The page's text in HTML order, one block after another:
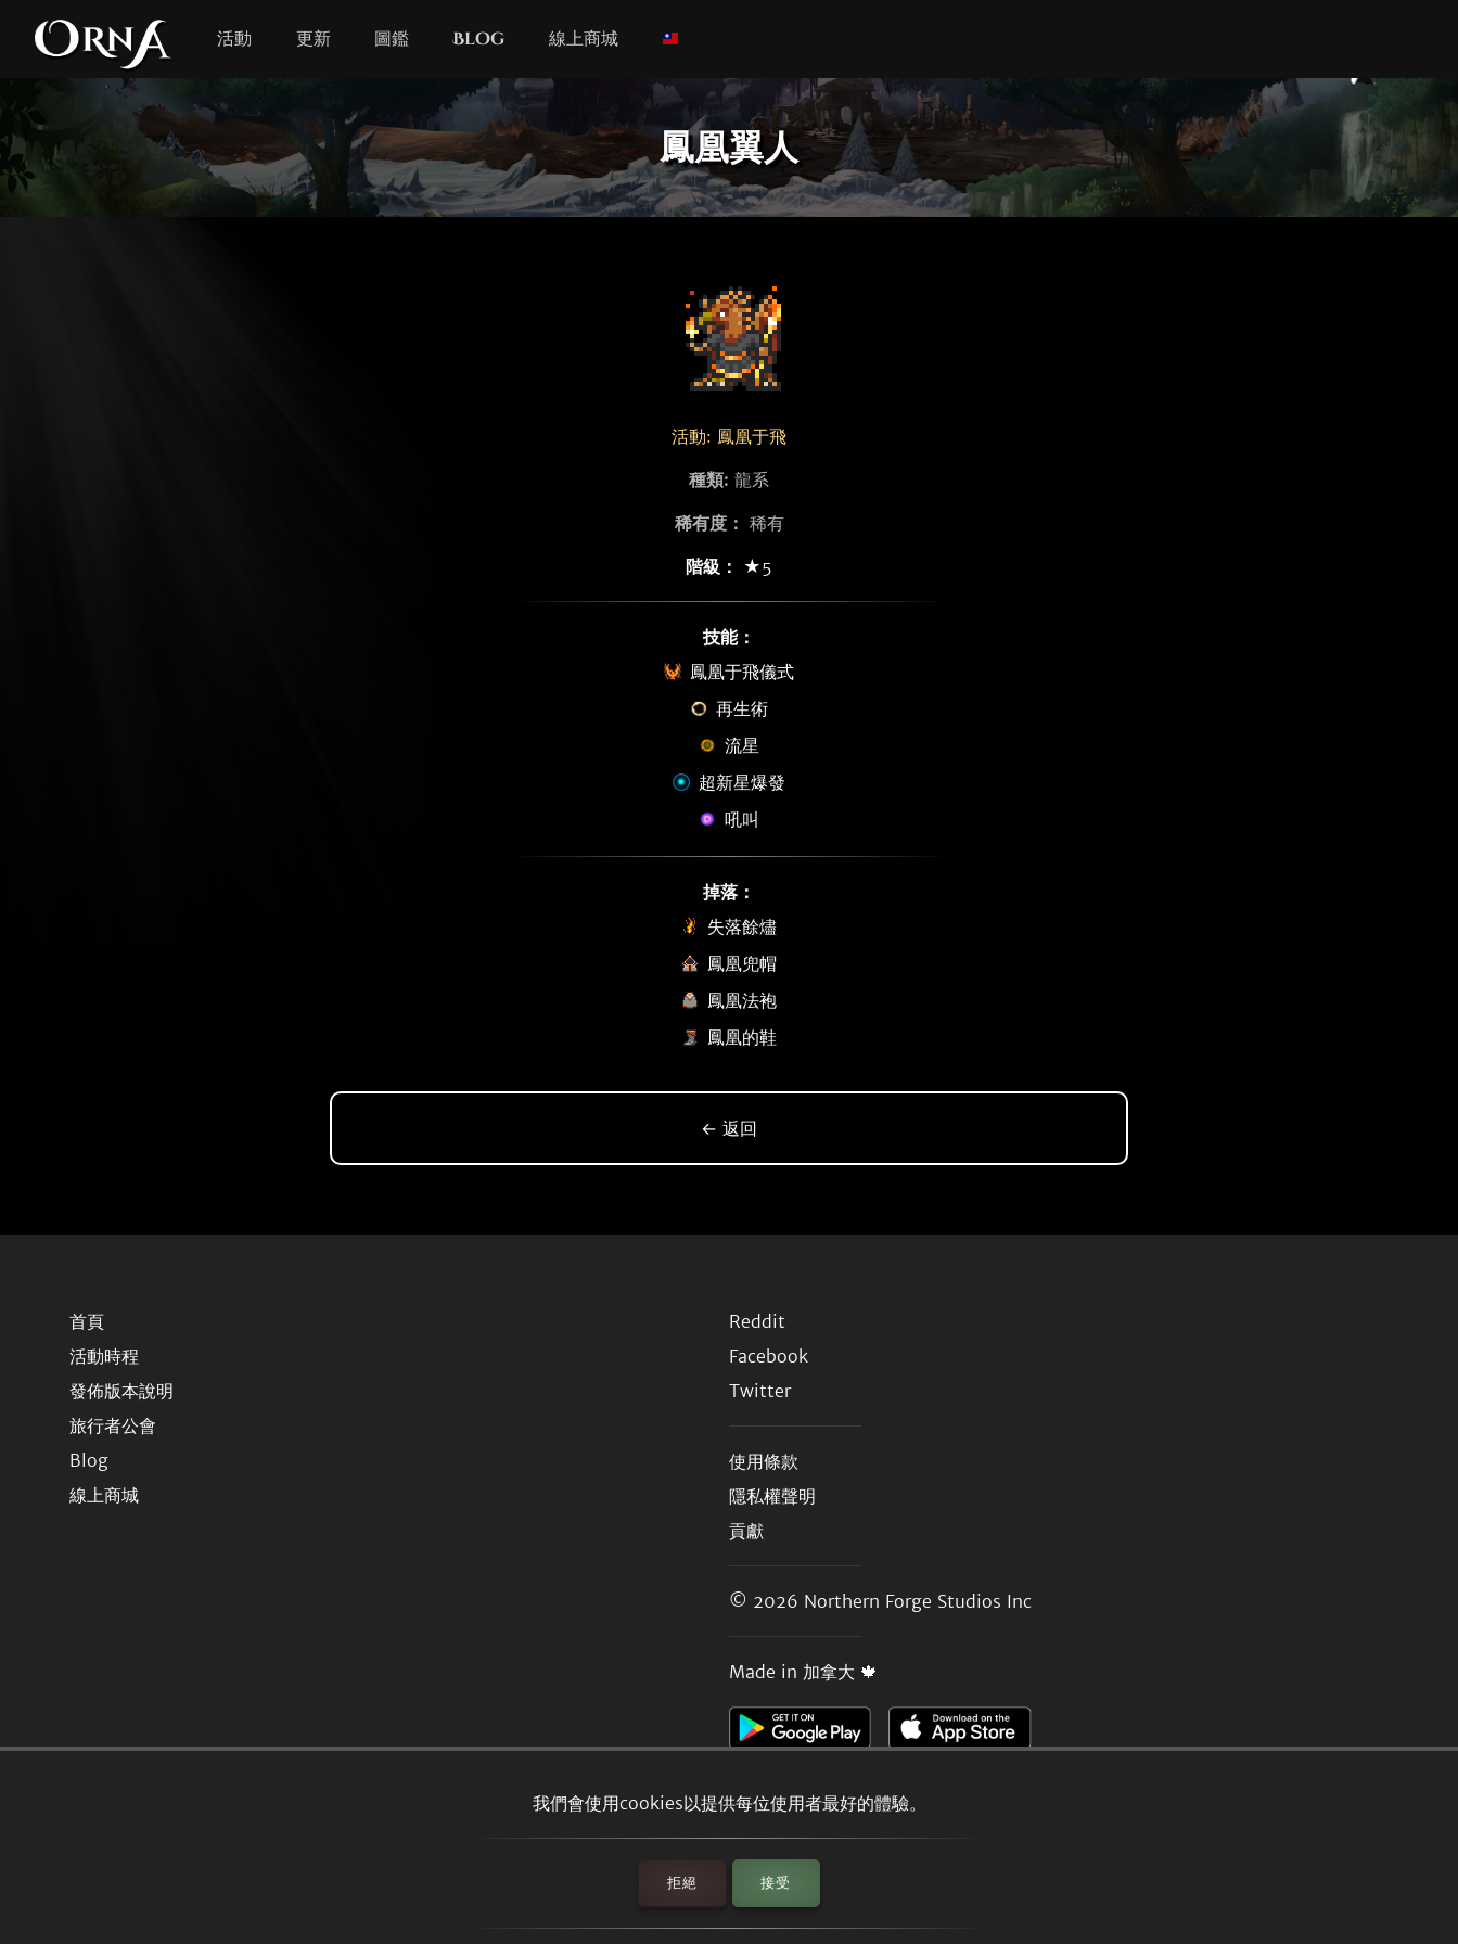
活動 更新 圖鑑 Blog 線上商城
鳳凰翼人
我們會使用cookies以提供每位使用者最好的體驗。
拒絕 接受
活動: 鳳凰于飛
種類: 龍系
稀有度： 稀有
階級：
★5
技能：
鳳凰于飛儀式
再生術
流星
超新星爆發
吼叫
掉落：
失落餘燼
鳳凰兜帽
鳳凰法袍
鳳凰的鞋
← 返回
首頁
活動時程
發佈版本說明
旅行者公會
Blog
線上商城
Reddit
Facebook
Twitter
使用條款
隱私權聲明
貢獻
© 2026 Northern Forge Studios Inc
Made in 加拿大 🍁